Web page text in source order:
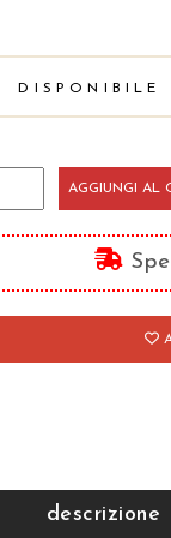
DISPONIBILE
AGGIUNGI AL
descrizione